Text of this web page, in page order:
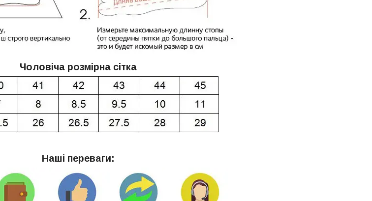
Чоловіча розмірна сітка
Наші переваги: